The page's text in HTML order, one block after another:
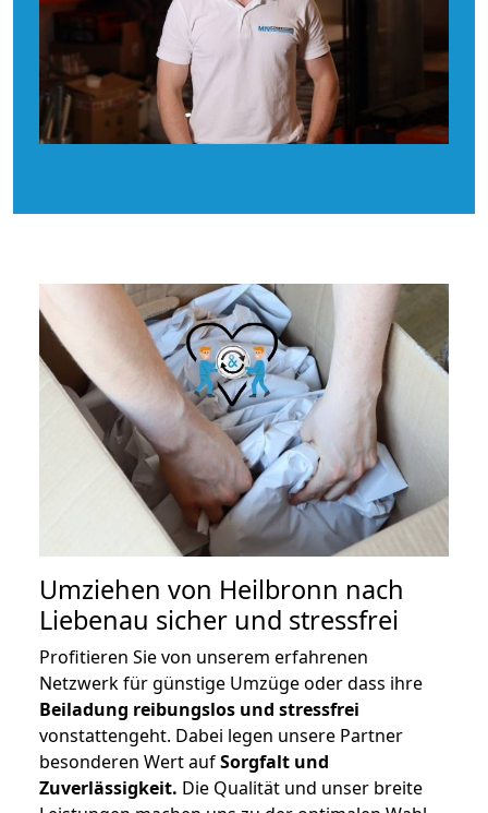
Umziehen von Heilbronn nach
Liebenau sicher und stressfrei
Profitieren Sie von unserem erfahrenen
Netzwerk für günstige Umzüge oder dass ihre
Beiladung reibungslos und stressfrei
vonstattengeht. Dabei legen unsere Partner
besonderen Wert aufSorgfalt und
Zuverlässigkeit. Die Qualität und unser breite